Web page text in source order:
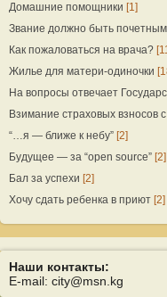
Домашние помощники [1]
Звание должно быть почетным
Как пожаловаться на врача?
Жилье для матери-одиночки
На вопросы отвечает
Взимание страховых взносов
“…я — ближе к небу” [2]
Будущее — за “open source” [2]
Бал за успехи [2]
Хочу сдать ребенка в приют [2]
Наши контакты:
E-mail: city@msn.kg